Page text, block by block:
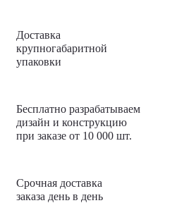
Доставка
крупногабаритной
упаковки
Бесплатно разрабатываем
дизайн и конструкцию
при заказе от 10 000 шт.
Срочная доставка
заказа день в день